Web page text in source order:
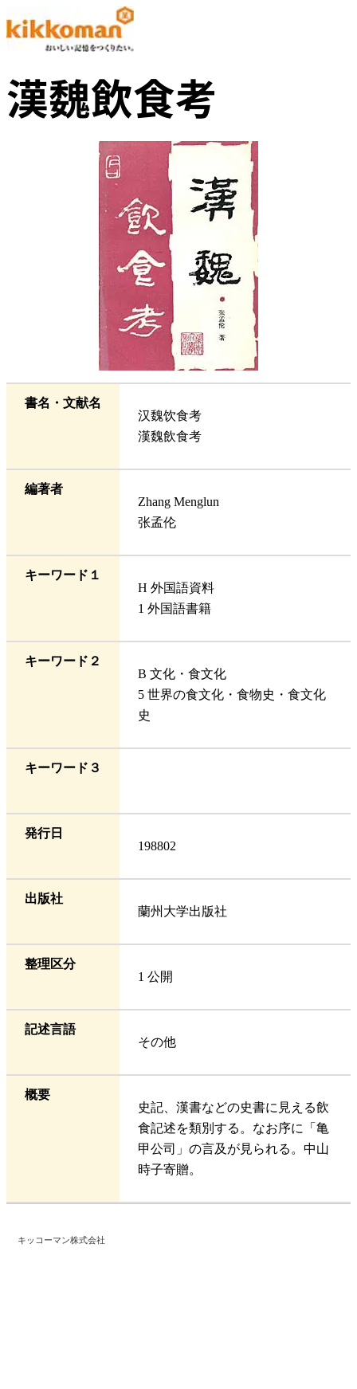
漢魏飲食考
書名・文献名
汉魏饮食考
漢魏飲食考
編著者
Zhang Menglun
张孟伦
キーワード１
H 外国語資料
1 外国語書籍
キーワード２
B 文化・食文化
5 世界の食文化・食物史・食文化
史
キーワード３
発行日
198802
出版社
蘭州大学出版社
整理区分
1 公開
記述言語
その他
概要
史記、漢書などの史書に見える飲
食記述を類別する。なお序に「亀
甲公司」の言及が見られる。中山
時子寄贈。
キッコーマン株式会社